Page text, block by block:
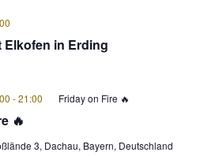
Elkofen in Erding
🔥
-21:00 Friday on Fire 🔥
3, Dachau, Bayern, Deutschland